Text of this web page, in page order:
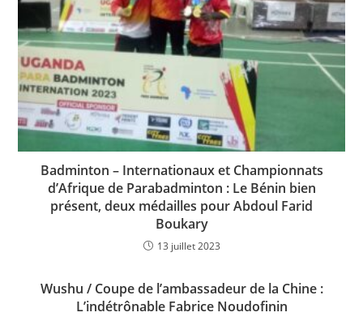
Badminton – Internationaux et Championnats
d’Afrique de Parabadminton : Le Bénin bien
présent, deux médailles pour Abdoul Farid
Boukary
13 juillet 2023
Wushu / Coupe de l’ambassadeur de la Chine :
L’indétrônable Fabrice Noudofinin